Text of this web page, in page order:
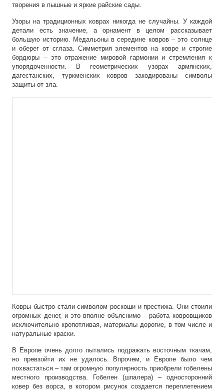
творения в пышные и яркие райские сады.
Узоры на традиционных коврах никогда не случайны. У каждой
детали есть значение, а орнамент в целом рассказывает
большую историю. Медальоны в середине ковров – это солнце
и оберег от сглаза. Симметрия элементов на ковре и строгие
бордюры – это отражение мировой гармонии и стремления к
упорядоченности. В геометрических узорах армянских,
дагестанских, туркменских ковров закодированы символы
защиты от зла.
Ковры быстро стали символом роскоши и престижа. Они стоили
огромных денег, и это вполне объяснимо – работа ковровщиков
исключительно кропотливая, материалы дорогие, в том числе и
натуральные краски.
В Европе очень долго пытались подражать восточным ткачам,
но превзойти их не удалось. Впрочем, и Европе было чем
похвастаться – там огромную популярность приобрели гобелены
местного производства. Гобелен (шпалера) – односторонний
ковер без ворса, в котором рисунок создается переплетением